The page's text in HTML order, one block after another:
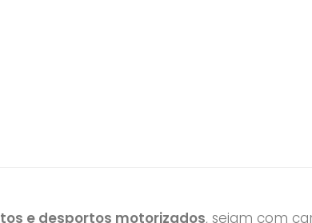
e desportos motorizados, sejam com